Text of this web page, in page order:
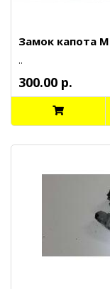
Замок капота
..
300.00 р.